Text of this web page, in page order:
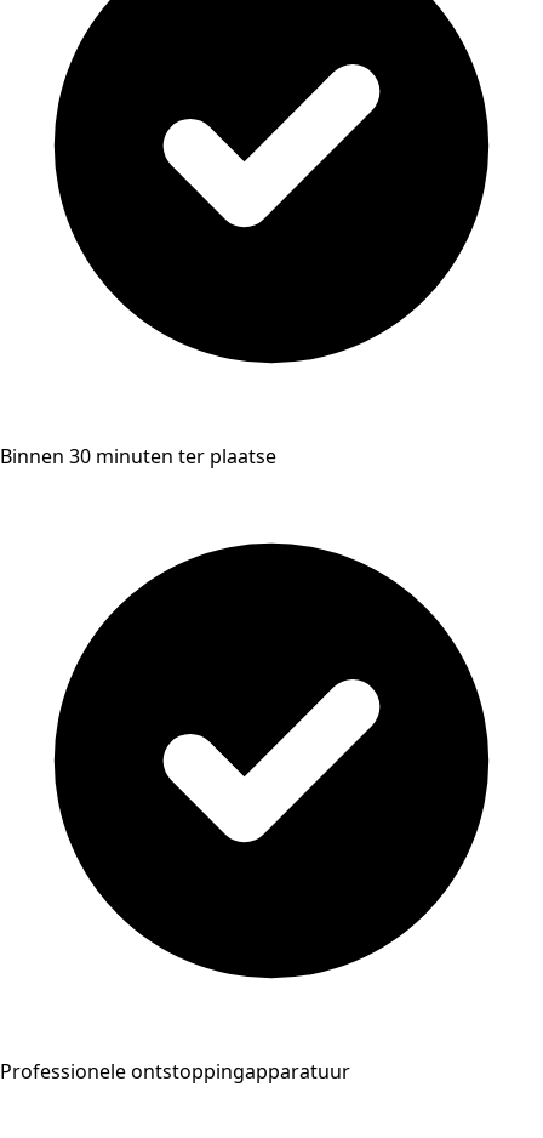
Binnen 30 minuten ter plaatse
Professionele ontstoppingapparatuur